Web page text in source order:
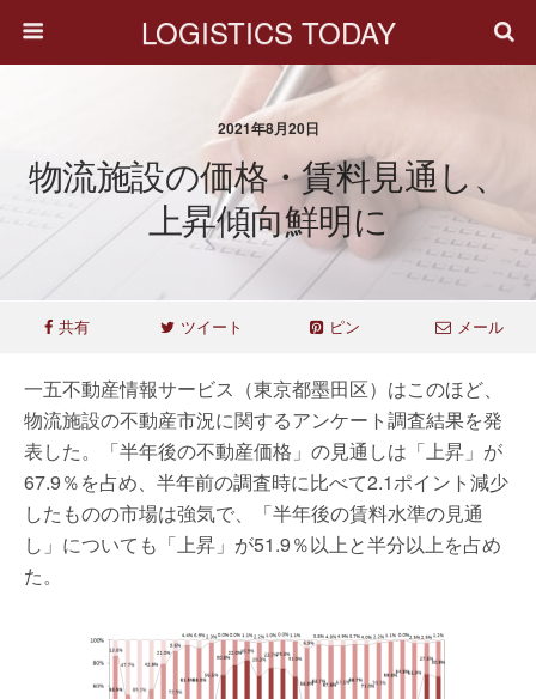
LOGISTICS TODAY
2021年8月20日
物流施設の価格・賃料見通し、
上昇傾向鮮明に
共有 ツイート ピン メール
一五不動産情報サービス（東京都墨田区）はこのほど、
物流施設の不動産市況に関するアンケート調査結果を発
表した。「半年後の不動産価格」の見通しは「上昇」が
67.9％を占め、半年前の調査時に比べて2.1ポイント減少
したものの市場は強気で、「半年後の賃料水準の見通
し」についても「上昇」が51.9％以上と半分以上を占め
た。